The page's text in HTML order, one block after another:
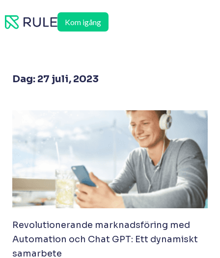
till
Kom igång
Dag: 27 juli, 2023
Revolutionerande marknadsföring med
Automation och Chat GPT: Ett dynamiskt
samarbete